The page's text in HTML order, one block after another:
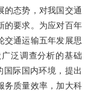
的态势，对我国交通
的要求。为应对百年
交通运输五年发展思
泛调查分析的基础
国际国内环境，提出
务质量效率，加大科